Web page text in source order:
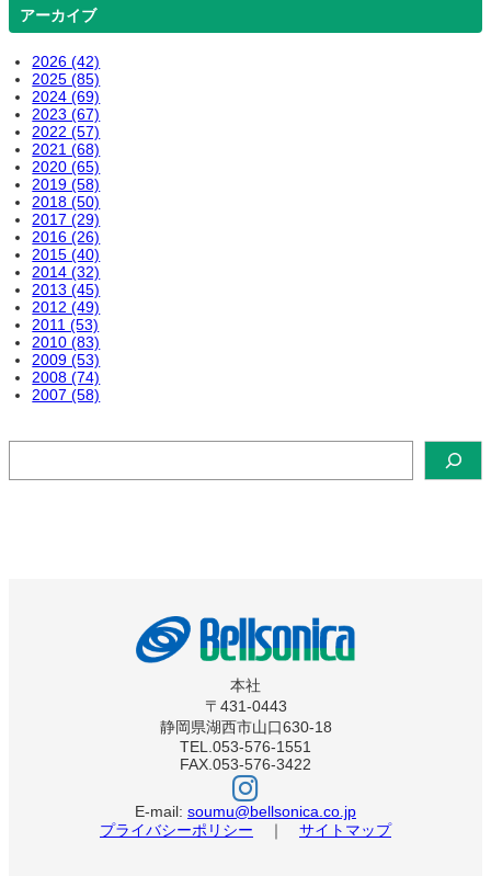
アーカイブ
2026 (42)
2025 (85)
2024 (69)
2023 (67)
2022 (57)
2021 (68)
2020 (65)
2019 (58)
2018 (50)
2017 (29)
2016 (26)
2015 (40)
2014 (32)
2013 (45)
2012 (49)
2011 (53)
2010 (83)
2009 (53)
2008 (74)
2007 (58)
本社
〒431-0443
静岡県湖西市山口630-18
TEL.053-576-1551
FAX.053-576-3422
ベ
ル
ソ
ニ
カ
E-mail: soumu@bellsonica.co.jp
プライバシーポリシー ｜ サイトマップ